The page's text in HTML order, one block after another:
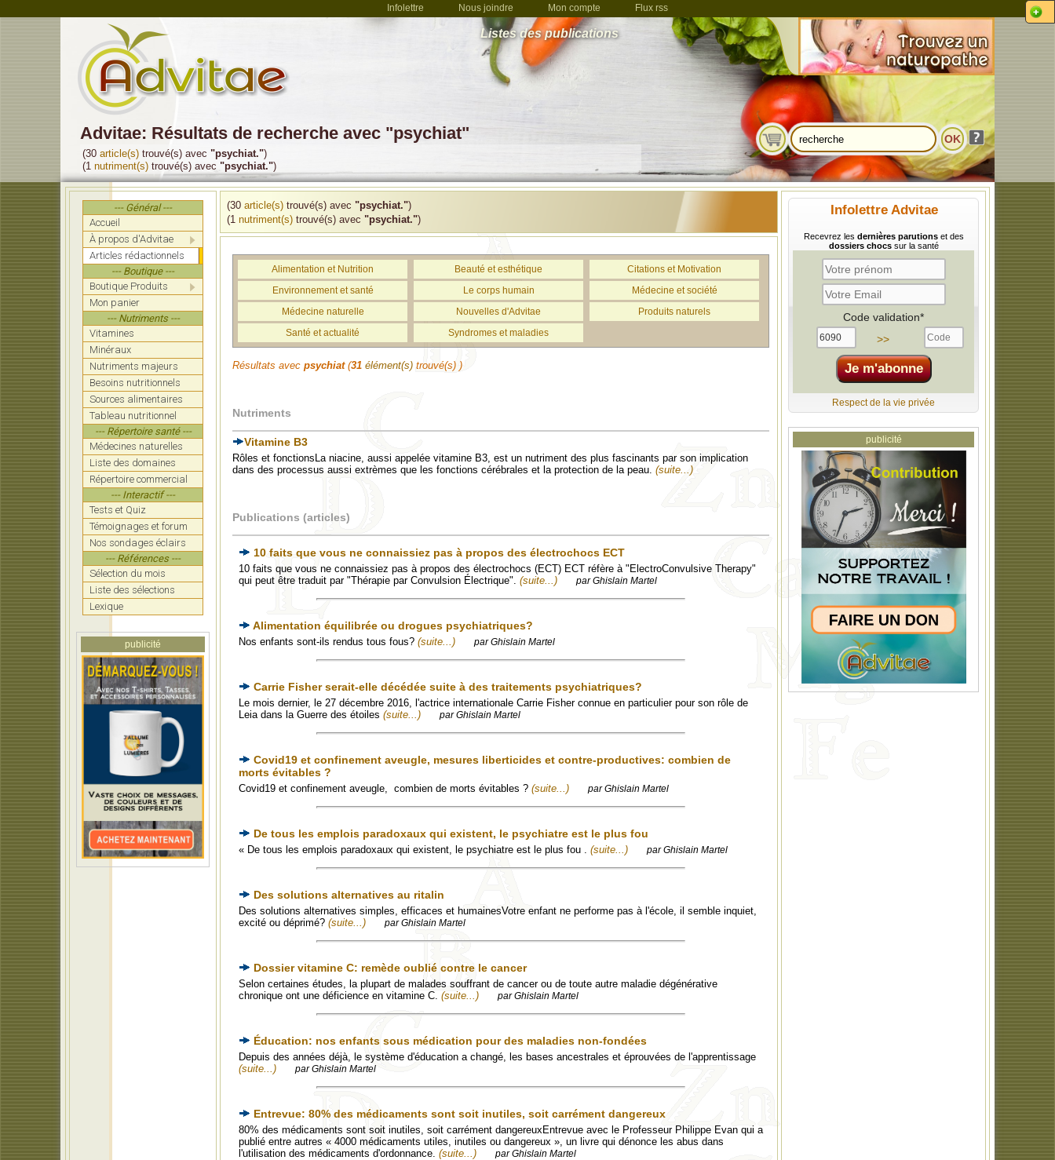
Infolettre Nous joindre Mon compte Flux rss
Listes des publications
Advitae: Résultats de recherche avec "psychiat"
(30 article(s) trouvé(s) avec "psychiat.")
(1 nutriment(s) trouvé(s) avec "psychiat.")
--- Général ---
Accueil
À propos d'Advitae
Articles rédactionnels
--- Boutique ---
Boutique Produits
Mon panier
--- Nutriments ---
Vitamines
Minéraux
Nutriments majeurs
Besoins nutritionnels
Sources alimentaires
Tableau nutritionnel
--- Répertoire santé ---
Médecines naturelles
Liste des domaines
Répertoire commercial
--- Interactif ---
Tests et Quiz
Témoignages et forum
Nos sondages éclairs
--- Références ---
Sélection du mois
Liste des sélections
Lexique
publicité
(30 article(s) trouvé(s) avec "psychiat.")
(1 nutriment(s) trouvé(s) avec "psychiat.")
Infolettre Advitae
Recevrez les dernières parutionset des
dossiers chocssur la santé
Code validation*
>>
Respect de la vie privée
publicité
Alimentation et Nutrition Beauté et esthétique
Citations et Motivation
Environnement et santé
Le corps humain
Médecine et société
Médecine naturelle
Nouvelles d'Advitae
Produits naturels
Santé et actualité
Syndromes et maladies
Résultats avec psychiat (31 élément(s) trouvé(s) )
Nutriments
Vitamine B3
Rôles et fonctionsLa niacine, aussi appelée vitamine B3, est un nutriment des plus fascinants par son implication
dans des processus aussi extrèmes que les fonctions cérébrales et la protection de la peau. (suite...)
Publications (articles)
10 faits que vous ne connaissiez pas à propos des électrochocs ECT
10 faits que vous ne connaissiez pas à propos des électrochocs (ECT) ECT réfère à "ElectroConvulsive Therapy"
qui peut être traduit par "Thérapie par Convulsion Électrique". (suite...) par Ghislain Martel
Alimentation équilibrée ou drogues psychiatriques?
Nos enfants sont-ils rendus tous fous? (suite...) par Ghislain Martel
Carrie Fisher serait-elle décédée suite à des traitements psychiatriques?
Le mois dernier, le 27 décembre 2016, l'actrice internationale Carrie Fisher connue en particulier pour son rôle de
Leia dans la Guerre des étoiles (suite...) par Ghislain Martel
Covid19 et confinement aveugle, mesures liberticides et contre-productives: combien de
morts évitables ?
Covid19 et confinement aveugle, combien de morts évitables ? (suite...) par Ghislain Martel
De tous les emplois paradoxaux qui existent, le psychiatre est le plus fou
« De tous les emplois paradoxaux qui existent, le psychiatre est le plus fou . (suite...) par Ghislain Martel
Des solutions alternatives au ritalin
Des solutions alternatives simples, efficaces et humainesVotre enfant ne performe pas à l'école, il semble inquiet,
excité ou déprimé? (suite...) par Ghislain Martel
Dossier vitamine C: remède oublié contre le cancer
Selon certaines études, la plupart de malades souffrant de cancer ou de toute autre maladie dégénérative
chronique ont une déficience en vitamine C. (suite...) par Ghislain Martel
Éducation: nos enfants sous médication pour des maladies non-fondées
Depuis des années déjà, le système d'éducation a changé, les bases ancestrales et éprouvées de l'apprentissage
(suite...)
par Ghislain Martel
Entrevue: 80% des médicaments sont soit inutiles, soit carrément dangereux
80% des médicaments sont soit inutiles, soit carrément dangereuxEntrevue avec le Professeur Philippe Evan qui a
publié entre autres « 4000 médicaments utiles, inutiles ou dangereux », un livre qui dénonce les abus dans
l'utilisation des médicaments d'ordonnance. (suite...) par Ghislain Martel